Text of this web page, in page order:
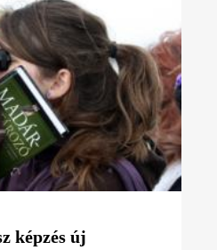
képzés új